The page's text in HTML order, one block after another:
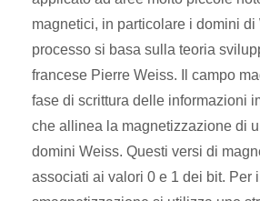
magnetici, in particolare i domini di
processo si basa sulla teoria
francese Pierre Weiss. Il campo
fase di scrittura delle informazioni
che allinea la magnetizzazione di
domini Weiss. Questi versi di
associati ai valori 0 e 1 dei bit. Per